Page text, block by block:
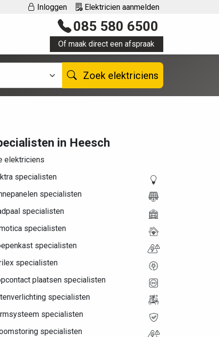
Inloggen Elektricien aanmelden
085 580 6500
Of maak direct een afspraak
Zoek elektriciens
in Heesch
elektriciens
specialisten
specialisten
specialisten
specialisten
specialisten
specialisten
plaatsen specialisten
specialisten
specialisten
specialisten